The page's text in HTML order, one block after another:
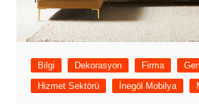
Bilgi Dekorasyon Firma
Hizmet Sektörü
İnegöl Mobilya